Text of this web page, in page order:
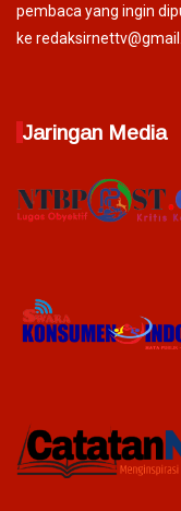
pembaca yang ingin
ke
Jaringan Media